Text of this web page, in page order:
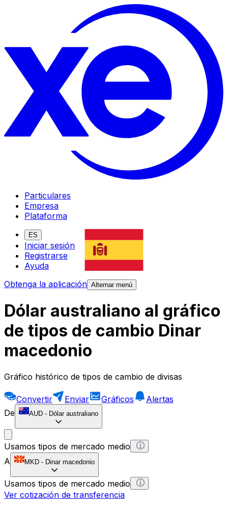
Particulares
Empresa
Plataforma
ES
Iniciar sesión
Registrarse
Ayuda
Obtenga la aplicación Alternar menú
Dólar australiano al gráfico
de tipos de cambio Dinar
macedonio
Gráfico histórico de tipos de cambio de divisas
Convertir Enviar Gráficos
Alertas
De
AUD - Dólar australiano
Usamos tipos de mercado medio
A
MKD - Dinar macedonio
Usamos tipos de mercado medio
Ver cotización de transferencia